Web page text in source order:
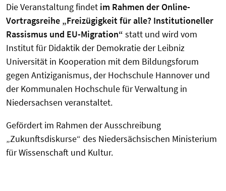
Die Veranstaltung findet im Rahmen der Online-
Vortragsreihe „Freizügigkeit für alle? Institutioneller
Rassismus und EU-Migration“ statt und wird vom
Institut für Didaktik der Demokratie der Leibniz
Universität in Kooperation mit dem Bildungsforum
gegen Antiziganismus, der Hochschule Hannover und
der Kommunalen Hochschule für Verwaltung in
Niedersachsen veranstaltet.
Gefördert im Rahmen der Ausschreibung
„Zukunftsdiskurse“ des Niedersächsischen Ministerium
für Wissenschaft und Kultur.